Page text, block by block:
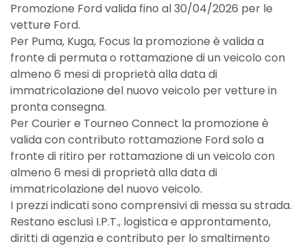
Promozione Ford valida fino al 30/04/2026 per le
vetture Ford.
Per Puma, Kuga, Focus la promozione è valida a
fronte di permuta o rottamazione di un veicolo con
almeno 6 mesi di proprietà alla data di
immatricolazione del nuovo veicolo per vetture in
pronta consegna.
Per Courier e Tourneo Connect la promozione è
valida con contributo rottamazione Ford solo a
fronte di ritiro per rottamazione di un veicolo con
almeno 6 mesi di proprietà alla data di
immatricolazione del nuovo veicolo.
I prezzi indicati sono comprensivi di messa su strada.
Restano esclusi I.P.T., logistica e approntamento,
diritti di agenzia e contributo per lo smaltimento